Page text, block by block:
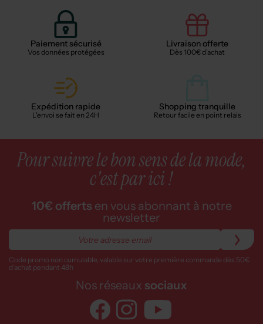
Paiement sécurisé
Vos données protégées
Livraison offerte
Dès 100€ d'achat
Expédition rapide
L'envoi se fait en 24H
Shopping tranquille
Retour facile en point relais
Pour suivre le bon sens de la mode,
c'est par ici !
10€ offerts en vous abonnant à notre
newsletter
Code promo non cumulable, valable sur votre première commande dès 50€
d’achat pendant 48h
Nos réseaux sociaux